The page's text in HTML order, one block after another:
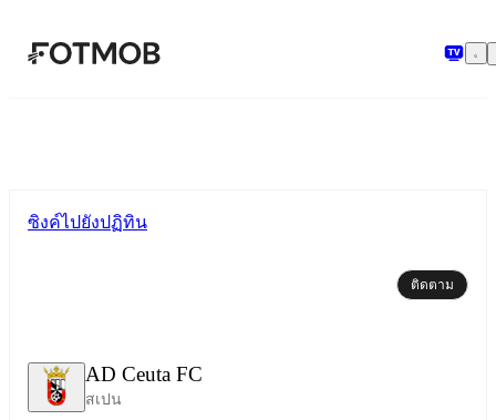
ข้ามไปยังเนื้อหาหลัก
AD Ceuta FC
สเปน
ซิงค์ไปยังปฏิทิน
ติดตาม